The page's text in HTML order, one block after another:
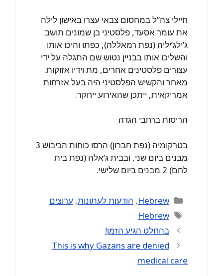
חיילי צה”ל במחסום צבאי עצרו באישון לילה
את עומר אסעד, פלסטיני בן שמונים תושב
ג’ילג’יליה (נפת רמאללה), כפתו והיכו אותו
והשליכו אותו בבניין נטוש שם התגלה על ידי
עצורים פלסטינים אחרים, מת וידיו אזוקות.
מאחר והקשיש הפלסטיני היה בעל אזרחות
אמריקאית, ייתכן שהאירוע ייחקר.
הריסות ברחבי הגדה
בטרקומיה (נפת חברון) הרסו כוחות הכיבוש 3
מבנים ביום שני, ובבית ג’אלה (נפת בית
לחם) 2 מבנים ביום שלישי.
Categories
Hebrew
, הודעות לעתונות, ערוצים
Tags
Hebrew
בהחלט הגיע הזמן!
This is why Gazans are denied
medical care